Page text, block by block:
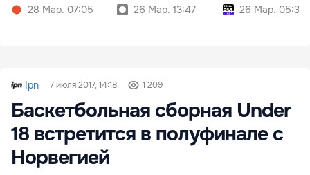
28 Мар. 07:05
26 Мар. 13:47
26 Мар. 05:30
Ipn 7 июля 2017, 14:18 1 209
Баскетбольная сборная Under
18 встретится в полуфинале с
Норвегией